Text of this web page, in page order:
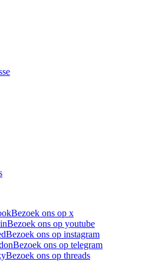
Bezoek ons op x
Bezoek ons op youtube
Bezoek ons op instagram
Bezoek ons op telegram
Bezoek ons op threads